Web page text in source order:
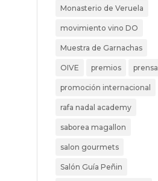
Monasterio de Veruela
movimiento vino DO
Muestra de Garnachas
OIVE premios prensa
promoción internacional
rafa nadal academy
saborea magallon
salon gourmets
Salón Guía Peñin